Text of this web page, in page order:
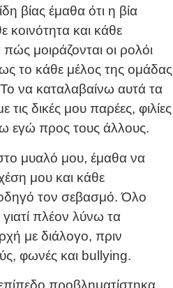
βίας έμαθα ότι η βία
κοινότητα και κάθε
μοιράζονται οι ρολόι
το κάθε μέλος της ομάδας
να καταλαβαίνω αυτά τα
δικές μου παρέες, φιλίες
εγώ προς τους άλλους.
μυαλό μου, έμαθα να
μου και κάθε
τον σεβασμό. Όλο
γιατί πλέον λύνω τα
με διάλογο, πριν
φωνές και bullying.
προβληματίστηκα